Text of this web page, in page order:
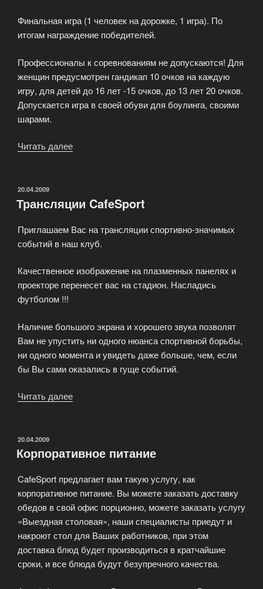
Финальная игра (1 человек на дорожке, 1 игра). По
итогам награждение победителей.
Профессионалы к соревнованиям не допускаются! Для
женщин предусмотрен гандикап 10 очков на каждую
игру, для детей до 16 лет -15 очков, до 13 лет 20 очков.
Допускается игра в своей обуви для боулинга, своими
шарами.
Читать далее
любителей»
ОПУБЛИКОВАНО
20.04.2009
Трансляции CafeSport
Приглашаем Вас на трансляции спортивно-значимых
событий в наш клуб.
Качественное изображение на плазменных панелях и
проекторе перенесет вас на стадион. Насладись
футболом !!!
Наличие большого экрана и хорошего звука позволят
Вам не упустить ни одного нюанса спортивной борьбы,
ни одного момента и увидеть даже больше, чем, если
бы Вы сами оказались в гуще событий.
Читать далее
ОПУБЛИКОВАНО
20.04.2009
Корпоративное питание
CafeSport предлагает вам такую услугу, как
корпоративное питание. Вы можете заказать доставку
обедов в свой офис порционно, можете заказать услугу
«Выездная столовая», наши специалисты приедут и
накроют стол для Ваших работников, при этом
доставка блюд будет производиться в кратчайшие
сроки, и все блюда будут безупречного качества.